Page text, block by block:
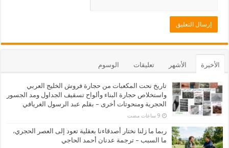
الأخيرة الأشهر تعليقات الوسوم
تاريخ نحت المكعبات من حجارة فروش الخليج العربي
واستخلاص حجارة البناء وألواح تسقيف الجداول ومد الجسور
الحجرية ومنحوتات أخرى – بقلم عبد الرسول الغريافي
ربما ما زلنا نختار أصدقاءنا بعقلية تعود إلى العصر الحجري،
ما السبب – ترجمة عدنان أحمد الحاجي